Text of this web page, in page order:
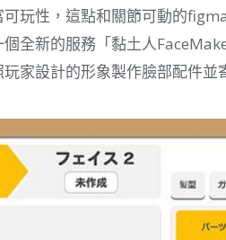
玩性，這點和關節可動的
全新的服務「黏土人
家設計的形象製作臉部配件並